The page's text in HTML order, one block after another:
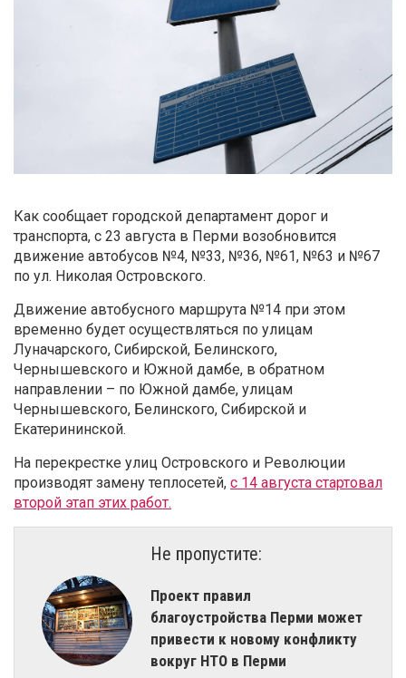
Как сообщает городской департамент дорог и
транспорта, с 23 августа в Перми возобновится
движение автобусов №4, №33, №36, №61, №63 и №67
по ул. Николая Островского.
Движение автобусного маршрута №14 при этом
временно будет осуществляться по улицам
Луначарского, Сибирской, Белинского,
Чернышевского и Южной дамбе, в обратном
направлении – по Южной дамбе, улицам
Чернышевского, Белинского, Сибирской и
Екатерининской.
На перекрестке улиц Островского и Революции
производят замену теплосетей, с 14 августа стартовал
второй этап этих работ.
Не пропустите:
Проект правил
благоустройства Перми может
привести к новому конфликту
вокруг НТО в Перми